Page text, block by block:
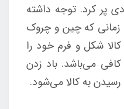
پر کرد. توجه داشته
زمانی که چین و چروک
شکل و فرم خود را
می‌باشد. باد زدن
به کالا می‌شود.